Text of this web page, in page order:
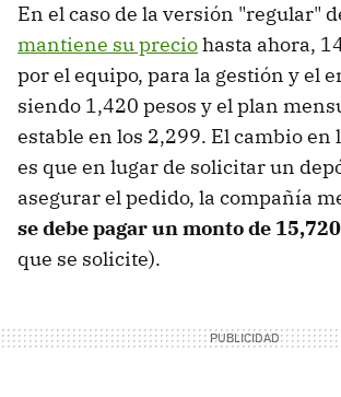
En el caso de la versión "regular"
mantiene su preciohasta ahora,
por el equipo, para la gestión y el
siendo 1,420 pesos y el plan
estable en los 2,299. El cambio
es que en lugar de solicitar un
asegurar el pedido, la compañía
se debe pagar un montode
que se solicite).